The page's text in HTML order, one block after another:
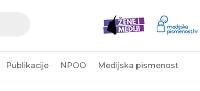
Publikacije NPOO Medijska pismenost